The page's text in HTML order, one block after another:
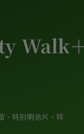
Walk
、特別明信片、特